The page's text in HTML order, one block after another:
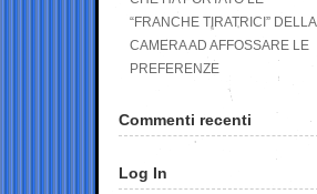
“FRANCHE TIRATRICI” DELLA
CAMERA AD AFFOSSARE LE
PREFERENZE
Commenti recenti
Log In